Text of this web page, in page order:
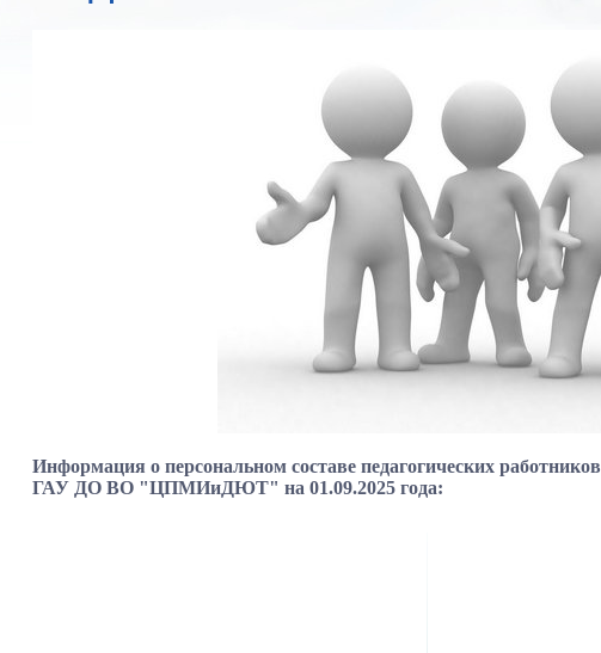
Информация о персональном составе педагогических работников
ГАУ ДО ВО "ЦПМИиДЮТ" на 01.09.2025 года: